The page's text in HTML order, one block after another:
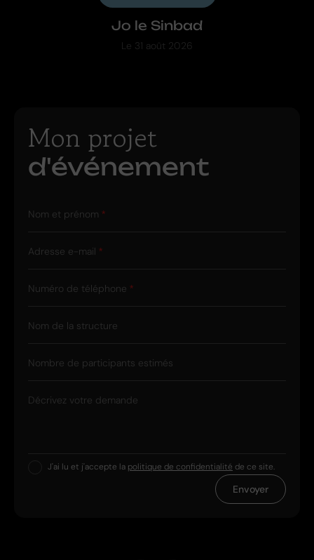
Jo le Sinbad
Le 31 août 2026
Mon projet
d'événement
Nom et prénom
Adresse e-mail
Numéro de téléphone
Nom de la structure
Nombre de participants estimés
Décrivez votre demande
J'ai lu et j'accepte la politique de confidentialité de ce site.
Envoyer